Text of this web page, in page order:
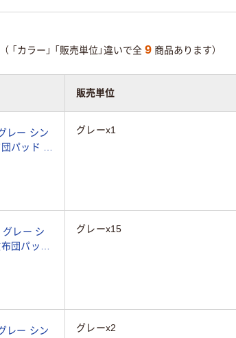
（ 「カラー」 「販売単位」違いで全 9 商品あります）
販売単位
レー シン
パッド 敷
非冷感
グレーx1
レー シ
団パッド
春 非冷
グレーx15
レー シン
グレーx2